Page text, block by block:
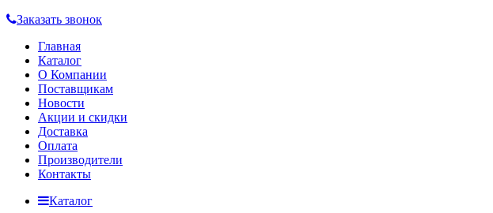
Заказать звонок
Главная
Каталог
О Компании
Поставщикам
Новости
Акции и скидки
Доставка
Оплата
Производители
Контакты
Каталог